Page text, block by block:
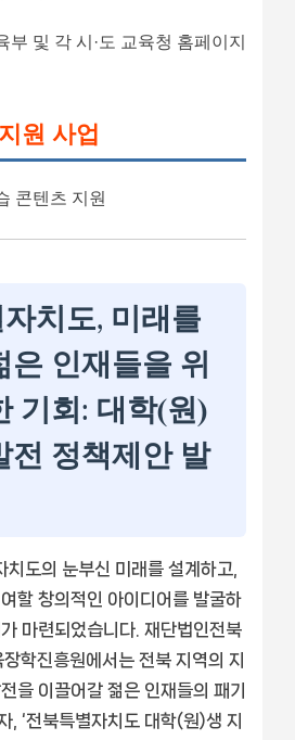
부 및 각 시·도 교육청 홈페이지
원 사업
콘텐츠 지원
치도, 미래를
은 인재들을 위
기회: 대학(원)
전 정책제안 발
치도의 눈부신 미래를 설계하고,
할 창의적인 아이디어를 발굴하
마련되었습니다. 재단법인전북
학진흥원에서는 전북 지역의 지
을 이끌어갈 젊은 인재들의 패기
, ‘전북특별자치도 대학(원)생 지